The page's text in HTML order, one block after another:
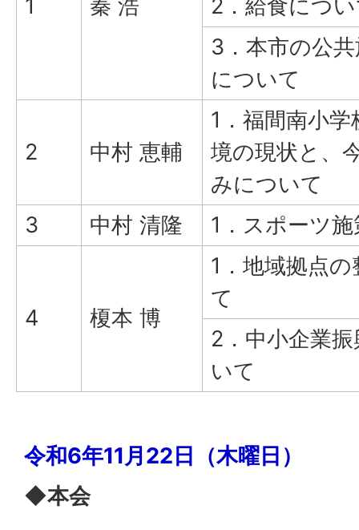
1 秦 浩
2．給食につ
3．本市の公
について
2 中村 恵輔
1．福間南小
境の現状と、
みについて
3
中村 清隆 1．スポーツ
4 榎本 博
1．地域拠点
て
2．中小企業
いて
令和6年11月22日（木曜日）
◆本会